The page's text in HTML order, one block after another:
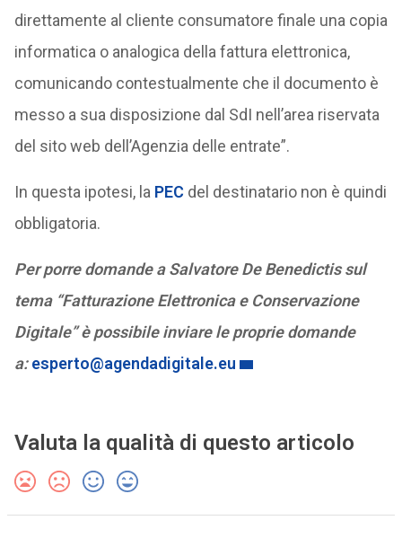
direttamente al cliente consumatore finale una copia
informatica o analogica della fattura elettronica,
comunicando contestualmente che il documento è
messo a sua disposizione dal SdI nell’area riservata
del sito web dell’Agenzia delle entrate”.
In questa ipotesi, la PEC del destinatario non è quindi
obbligatoria.
Per porre domande a Salvatore De Benedictis sul
tema “Fatturazione Elettronica e Conservazione
Digitale” è possibile inviare le proprie domande
a:esperto@agendadigitale.eu
Valuta la qualità di questo articolo